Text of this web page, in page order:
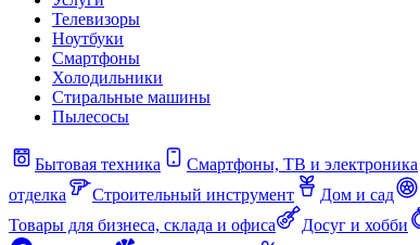
Телевизоры
Ноутбуки
Смартфоны
Холодильники
Стиральные машины
Пылесосы
Бытовая техника Смартфоны, ТВ и электроника
отделка
Строительный инструмент Дом и сад
Товары для бизнеса, склада и офиса
Досуг и хобби